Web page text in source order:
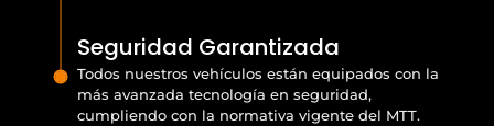
Seguridad Garantizada
Todos nuestros vehículos están equipados con la
más avanzada tecnología en seguridad,
cumpliendo con la normativa vigente del MTT.